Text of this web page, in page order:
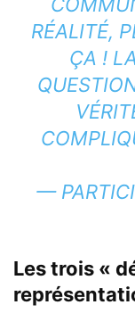
RÉALITÉ,
ÇA !
—
Les trois «